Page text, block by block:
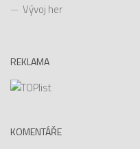
Vývoj her
REKLAMA
KOMENTÁŘE